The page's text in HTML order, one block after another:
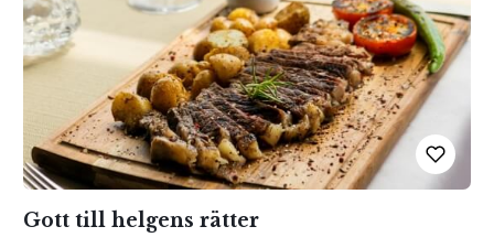
Gott till helgens rätter